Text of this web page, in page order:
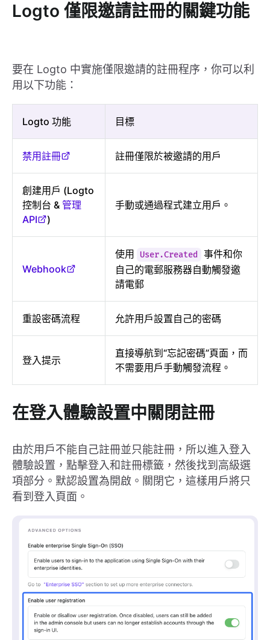
Logto 僅限邀請註冊的關鍵功能
要在 Logto 中實施僅限邀請的註冊程序，你可以利
用以下功能：
Logto 功能 目標
禁用註冊 註冊僅限於被邀請的用戶
創建用戶 (Logto
控制台 & 管理
API
)
手動或通過程式建立用戶。
Webhook
使用 User.Created
事件和你
自己的電郵服務器自動觸發邀
請電郵
重設密碼流程 允許用戶設置自己的密碼
登入提示
直接導航到“忘記密碼”頁面，而
不需要用戶手動觸發流程。
在登入體驗設置中關閉註冊
由於用戶不能自己註冊並只能註冊，所以進入登入
體驗設置，點擊登入和註冊標籤，然後找到高級選
項部分。默認設置為開啟。關閉它，這樣用戶將只
看到登入頁面。